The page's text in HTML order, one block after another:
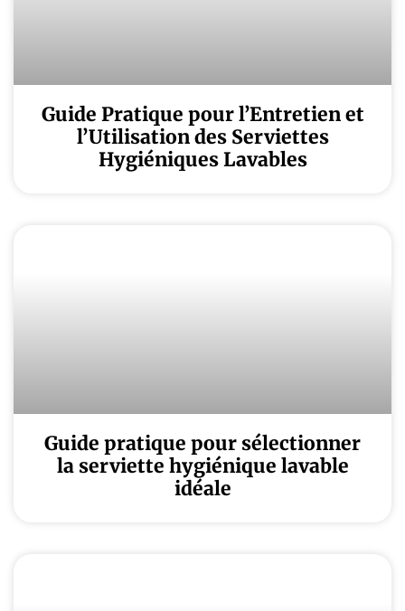
Guide Pratique pour l’Entretien et
l’Utilisation des Serviettes
Hygiéniques Lavables
Guide pratique pour sélectionner
la serviette hygiénique lavable
idéale